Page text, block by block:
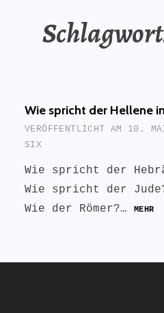
Wie spricht der Hellene
VERÖFFENTLICHT AM 10.
SIX
Wie spricht der
Wie spricht der
Wie der Römer?…
MEHR